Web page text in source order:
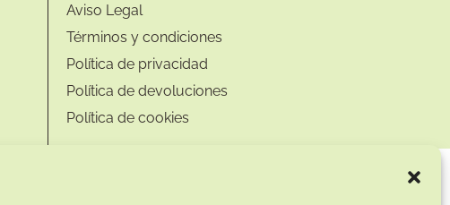
Aviso Legal
Términos y condiciones
Política de privacidad
Política de devoluciones
Política de cookies